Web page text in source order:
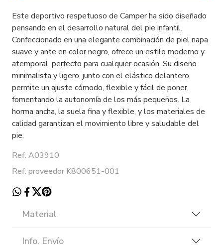
Este deportivo respetuoso de Camper ha sido diseñado
pensando en el desarrollo natural del pie infantil.
Confeccionado en una elegante combinación de piel napa
suave y ante en color negro, ofrece un estilo moderno y
atemporal, perfecto para cualquier ocasión. Su diseño
minimalista y ligero, junto con el elástico delantero,
permite un ajuste cómodo, flexible y fácil de poner,
fomentando la autonomía de los más pequeños. La
horma ancha, la suela fina y flexible, y los materiales de
calidad garantizan el movimiento libre y saludable del
pie.
Ref. A03910
Ref. proveedor K800651-001
Material
Info. Envío